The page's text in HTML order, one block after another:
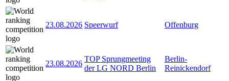
23.08.2026 Speerwurf Offenburg
23.08.2026
TOP Sprungmeeting
der LG NORD Berlin
Berlin-
Reinickendorf